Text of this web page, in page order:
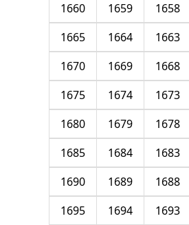
1658
1659
1660
1663
1664
1665
1668
1669
1670
1673
1674
1675
1678
1679
1680
1683
1684
1685
1688
1689
1690
1693
1694
1695